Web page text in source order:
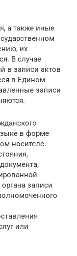
а также иные
их
В случае
в записи актов
в Едином
записи
в форме
носителе.
записи
или